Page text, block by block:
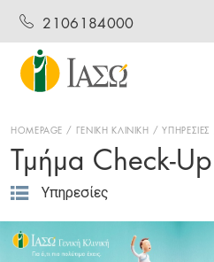
2106184000
HOMEPAGE ΓΕΝΙΚΗ ΚΛΙΝΙΚΗ ΥΠΗΡΕΣΙΕΣ
Τμήμα Check-Up
Υπηρεσίες